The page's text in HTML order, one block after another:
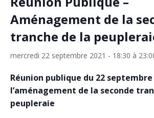
Aménagement de la
tranche de la
mercredi 22 septembre 2021 - 18:30 à
Réunion publique du 22
l’aménagement de la seconde
peupleraie